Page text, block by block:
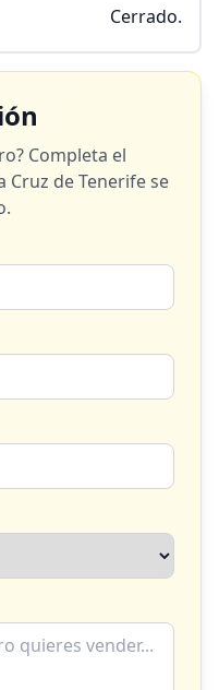
Cerrado.
Completa el
Cruz de Tenerifese